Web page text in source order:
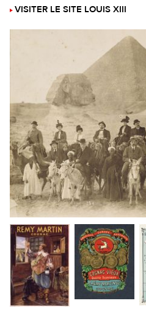
VISITER LE SITE LOUIS XIII